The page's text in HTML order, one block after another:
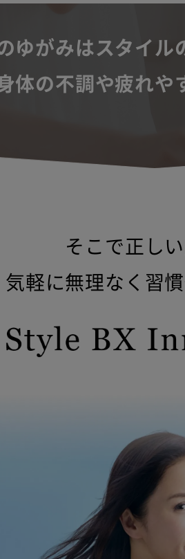
ゆがみは スタイル
体の不調や疲れや
そこで正し
気軽に無理なく習